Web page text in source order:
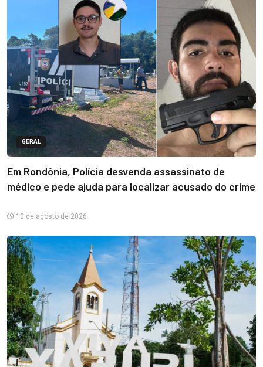
GERAL
Em Rondônia, Polícia desvenda assassinato de
médico e pede ajuda para localizar acusado do crime
10 de agosto de 2026